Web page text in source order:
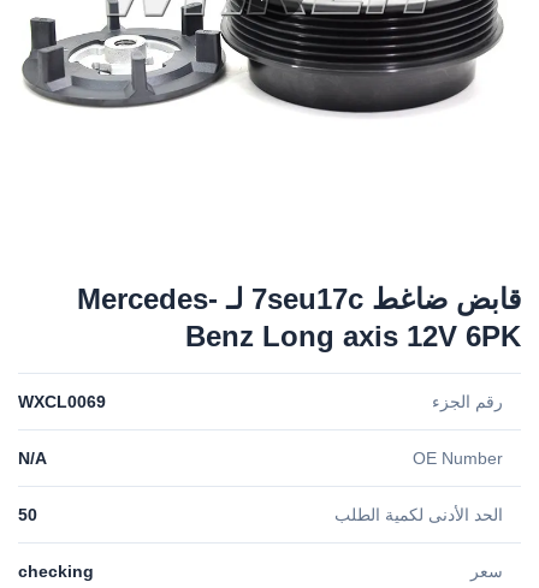
قابض ضاغط 7seu17c لـ Mercedes-
Benz Long axis 12V 6PK
رقم الجزء WXCL0069
OE Number
N/A
الحد الأدنى لكمية الطلب 50
سعر checking